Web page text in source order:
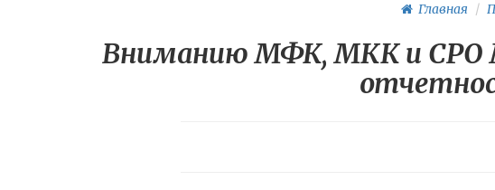
Главная
Вниманию МФК, МКК и СРО